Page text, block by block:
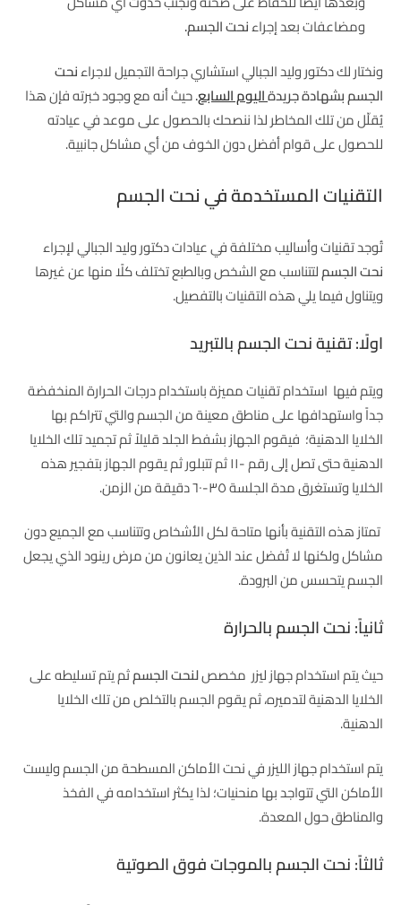
ومضاعفات بعد إجراءنحت الجسم.
ونختار لك دكتور وليد الجبالي استشاري جراحة التجميل لاجراءنحت
الجسم بشهادة جريدةاليوم السابع.حيث أنه مع وجود خبرته فإن هذا
يُقلّل من تلك المخاطر لذا ننصحك بالحصول على موعد في عيادته
للحصول على قوام أفضل دون الخوف من أي مشاكل جانبية.
التقنيات المستخدمة في نحت الجسم
تُوجد تقنيات وأساليب مختلفة في عيادات دكتور وليد الجبالي لإجراء
نحت الجسملتتناسب مع الشخص وبالطبع تختلف كلًا منها عن غيرها
ويتناول فيما يلي هذه التقنيات بالتفصيل.
اولًا: تقنية نحت الجسم بالتبريد
ويتم فيها استخدام تقنيات مميزة باستخدام درجات الحرارة المنخفضة
جداً واستهدافها على مناطق معينة من الجسم والتي تتراكم بها
الخلايا الدهنية؛ فيقوم الجهاز بشفط الجلد قليلاً ثم تجميد تلك الخلايا
الدهنية حتى تصل إلى رقم -١١ ثم تتبلور ثم يقوم الجهاز بتفجير هذه
الخلايا وتستغرق مدة الجلسة ٣٥-٦٠ دقيقة من الزمن.
تمتاز هذه التقنية بأنها متاحة لكل الأشخاص وتتناسب مع الجميع دون
مشاكل ولكنها لا تُفضل عند الذين يعانون من مرض رينود الذي يجعل
الجسم يتحسس من البرودة.
ثانياً: نحت الجسم بالحرارة
حيث يتم استخدام جهاز ليزر مخصصلنحت الجسمثم يتم تسليطه على
الخلايا الدهنية لتدميره، ثم يقوم الجسم بالتخلص من تلك الخلايا
الدهنية.
يتم استخدام جهاز الليزر في نحت الأماكن المسطحة من الجسم وليست
الأماكن التي تتواجد بها منحنيات؛ لذا يكثر استخدامه في الفخذ
والمناطق حول المعدة.
ثالثاً: نحت الجسم بالموجات فوق الصوتية